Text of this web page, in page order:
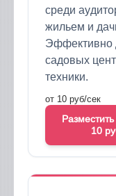
среди
жильем и
Эффективно
садовых
техники.
от 10 руб/сек
10